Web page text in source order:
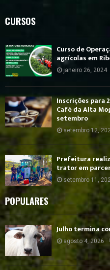
CURSOS
Curso de
agrícolas em
janeiro 26, 2024
Inscrições para
Café da Alta
setembro
setembro 12,
Prefeitura
trator em
setembro 11,
POPULARES
Julho termina
agosto 4, 2026